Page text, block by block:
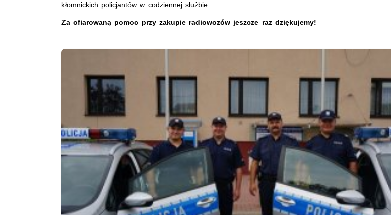
kłomnickich policjantów w codziennej służbie.
Za ofiarowaną pomoc przy zakupie radiowozów jeszcze raz dziękujemy!